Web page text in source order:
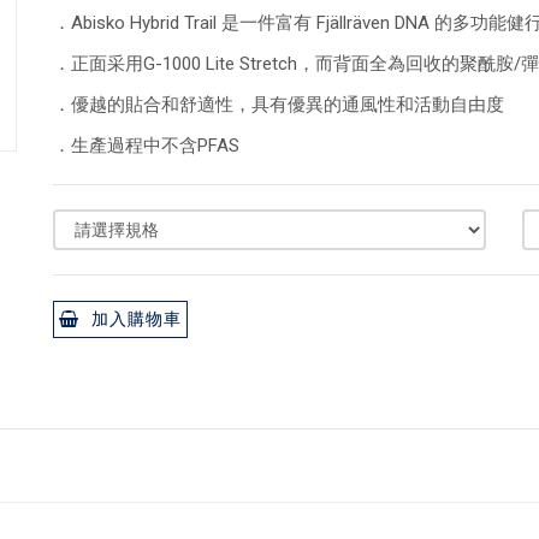
．Abisko Hybrid Trail 是一件富有 Fjällräven DNA 的多功能健
．正面采用G-1000 Lite Stretch，而背面全為回收的聚酰胺/
．優越的貼合和舒適性，具有優異的通風性和活動自由度
．生產過程中不含PFAS
加入購物車